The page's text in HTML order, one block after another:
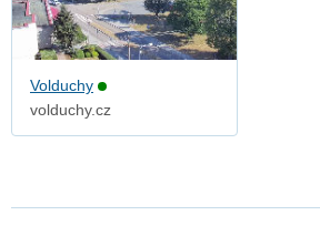
Volduchy
volduchy.cz